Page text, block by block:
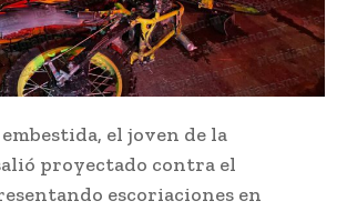
el joven de la
proyectado contra el
escoriaciones en